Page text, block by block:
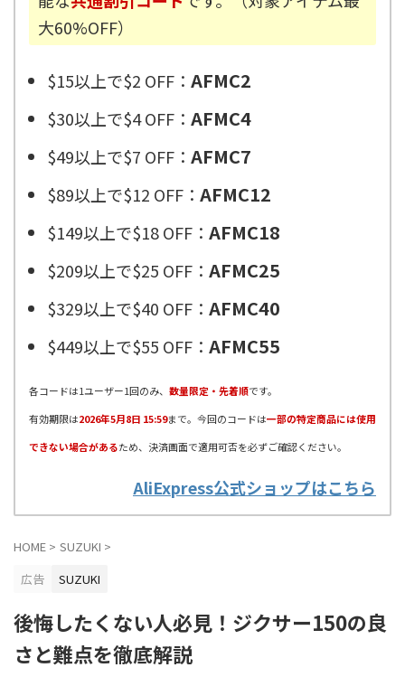
大60%OFF）
$15以上で$2 OFF： AFMC2
$30以上で$4 OFF： AFMC4
$49以上で$7 OFF： AFMC7
$89以上で$12 OFF： AFMC12
$149以上で$18 OFF： AFMC18
$209以上で$25 OFF： AFMC25
$329以上で$40 OFF： AFMC40
$449以上で$55 OFF： AFMC55
各コードは1ユーザー1回のみ、 数量限定・先着順です。
有効期限は2026年5月8日 15:59まで。今回のコードは一部の特定商品には使用
できない場合があるため、決済画面で適用可否を必ずご確認ください。
AliExpress公式ショップはこちら
HOME > SUZUKI >
広告
SUZUKI
後悔したくない人必見！ジクサー150の良
さと難点を徹底解説